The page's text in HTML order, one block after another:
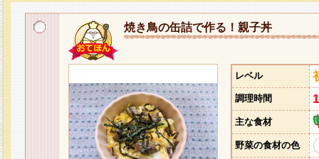
焼き鳥の缶詰で作る！親子丼
レベル
調理時間
主な食材
野菜の食材の色